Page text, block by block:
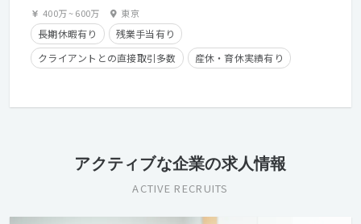
400万~600万 東京
長期休暇有り
残業手当有り
クライアントとの直接取引多数
産休・育休実績有り
学歴不問
経験者優遇
アクティブな企業の求人情報
ACTIVE RECRUITS